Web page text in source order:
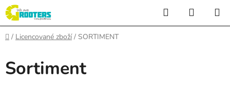
Přejít
na
obsah
Hledat
KOŠÍK
Domů
/ Licencované zboží / SORTIMENT
Sortiment